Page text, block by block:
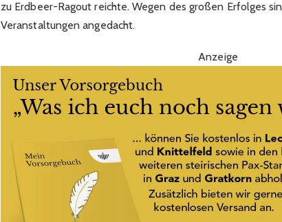
zu Erdbeer-Ragout reichte. Wegen des großen Erfolges
Veranstaltungen angedacht.
Anzeige